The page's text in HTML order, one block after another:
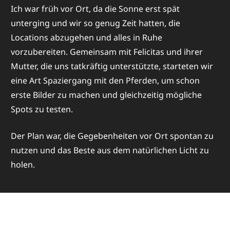
Ich war früh vor Ort, da die Sonne erst spät
unterging und wir so genug Zeit hatten, die
Locations abzugehen und alles in Ruhe
vorzubereiten. Gemeinsam mit Felicitas und ihrer
Mutter, die uns tatkräftig unterstützte, starteten wir
eine Art Spaziergang mit den Pferden, um schon
erste Bilder zu machen und gleichzeitig mögliche
Spots zu testen.
Der Plan war, die Gegebenheiten vor Ort spontan zu
nutzen und das Beste aus dem natürlichen Licht zu
holen.